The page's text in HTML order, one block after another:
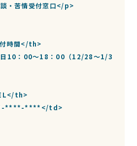
談・苦情受付窓口</p>
付時間</th>
平日10：00～18：00（12/28～1/3を除
th>
****-****</td>